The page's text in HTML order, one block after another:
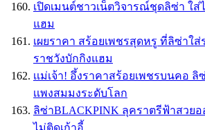
เปิดเมนต์ชาวเน็ตวิจารณ์ชุดลิซ่า ใส่
แฮม
เผยราคา สร้อยเพชรสุดหรู ที่ลิซ่าใส่
ราชวังบักกิงแฮม
เเม่เจ้า! อึ้งราคาสร้อยเพชรบนคอ ลิ
เเพงสมมงระดับโลก
ลิซ่าBLACKPINK ลุคราตรีฟ้าสวยอ